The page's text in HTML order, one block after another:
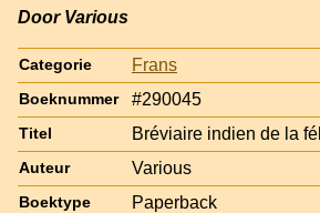
Door Various
Categorie Frans
Boeknummer #290045
Titel Bréviaire indien de la
Auteur Various
Boektype Paperback